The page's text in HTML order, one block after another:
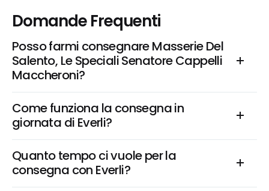
Domande Frequenti
Posso farmi consegnare Masserie Del
Salento, Le Speciali Senatore Cappelli
Maccheroni?
Come funziona la consegna in
giornata di Everli?
Quanto tempo ci vuole per la
consegna con Everli?